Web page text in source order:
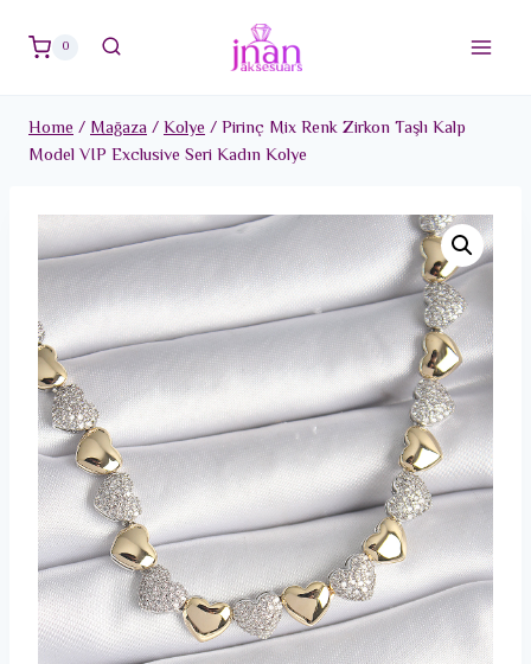
0
Home/Mağaza/Kolye/Pirinç Mix Renk Zirkon Taşlı Kalp
Model VIP Exclusive Seri Kadın Kolye